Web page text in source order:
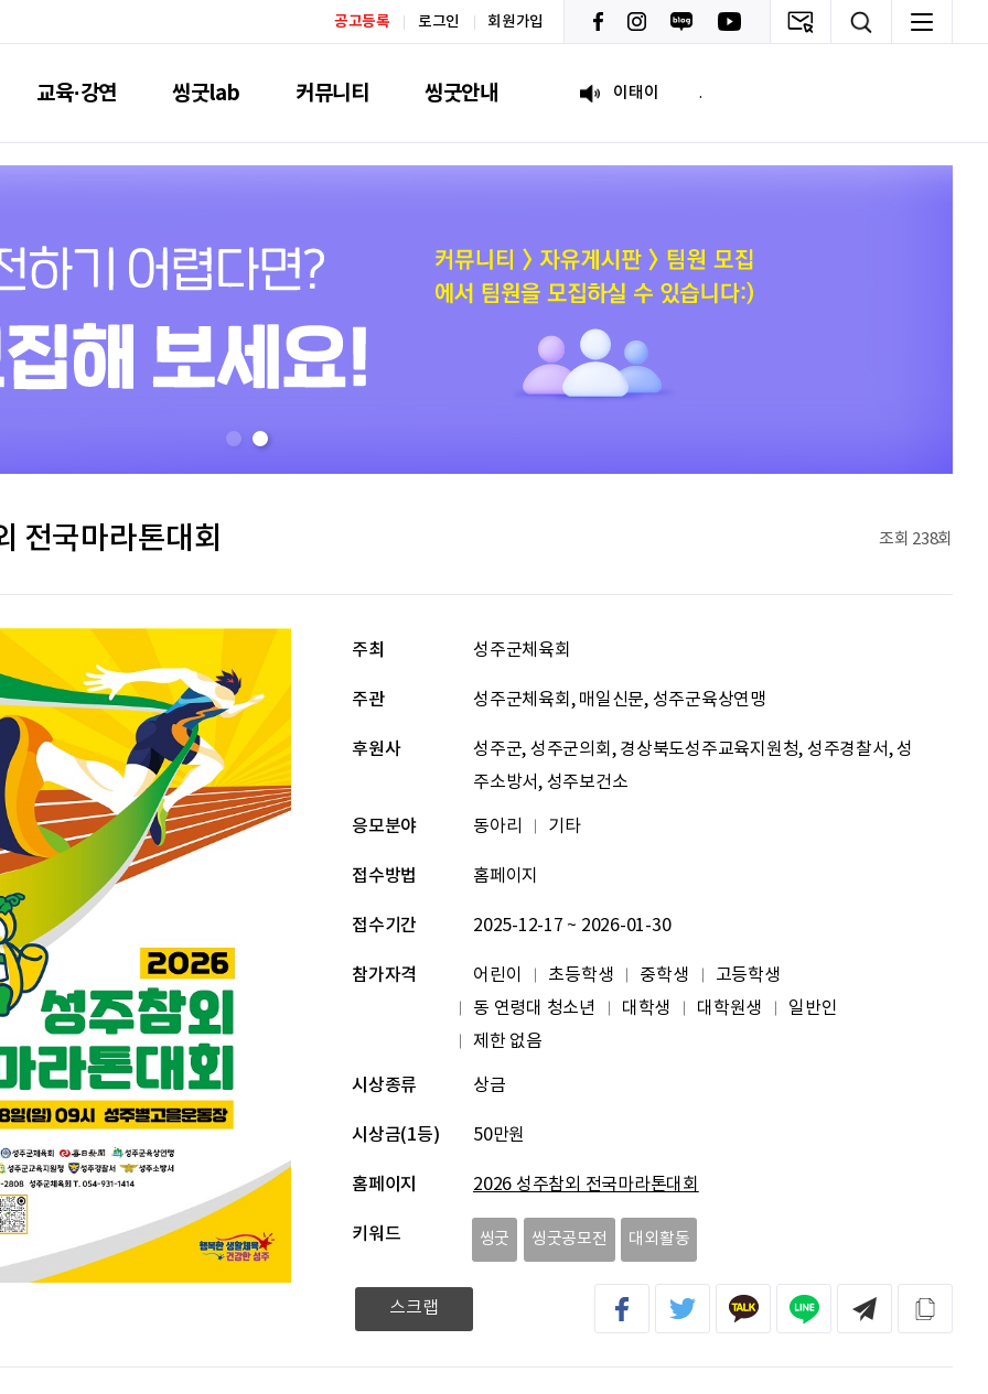
공고등록 로그인 회원가입
교육·강연 씽굿lab 커뮤니티 씽굿안내
원태영 화이팅
이태이 .
이재헌 파이팅!
전임준
이태이 .
박혜진 좋은 정보 많이 주세요, 감사합니다!
전임준
092
전국마라톤대회 조회 238회
주최 성주군체육회
주관 성주군체육회, 매일신문, 성주군육상연맹
후원사
성주군, 성주군의회, 경상북도성주교육지원청, 성주경찰서, 성
주소방서, 성주보건소
응모분야 동아리 기타
접수방법 홈페이지
접수기간 2025-12-17 ~ 2026-01-30
참가자격 어린이 초등학생 중학생
고등학생
동 연령대 청소년
대학생 대학원생
일반인
제한 없음
시상종류 상금
시상금(1등) 50만원
홈페이지 2026 성주참외 전국마라톤대회
키워드 씽굿 씽굿공모전 대외활동
스크랩